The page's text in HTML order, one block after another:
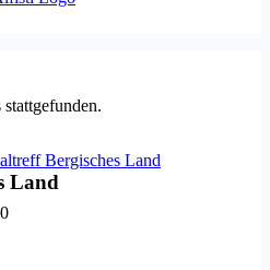
Bergisches Land
Land